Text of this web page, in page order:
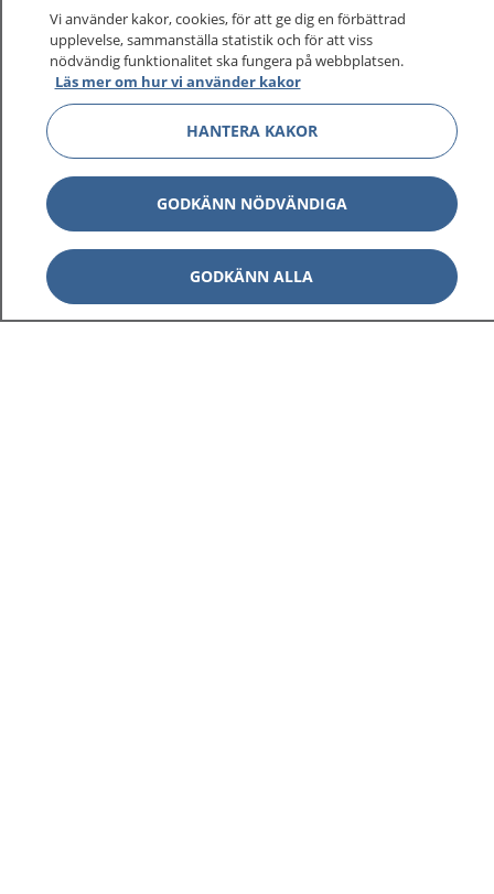
1177 tryggt om din hälsa och vård
På 1177.se får du råd om hälsa och information om
sjukdomar och vilka mottagningar du kan kontakta.
vårdärenden. Ring telefonnummer 1177 för
sjukvårdsrådgivning dygnet runt.
1177 ger dig råd när du vill må bättre.
Vi använder kakor, cookies, för att ge dig en förbättrad
upplevelse, sammanställa statistik och för att viss
nödvändig funktionalitet ska fungera på webbplatsen.
Läs mer om hur vi använder kakor
HANTERA KAKOR
GODKÄNN NÖDVÄNDIGA
GODKÄNN ALLA